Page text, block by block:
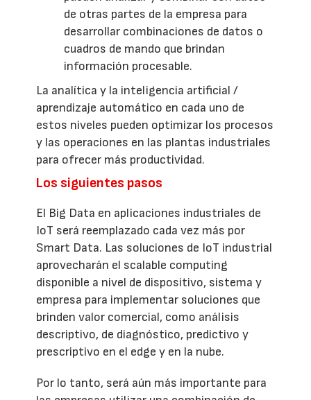
de otras partes de la empresa para
desarrollar combinaciones de datos o
cuadros de mando que brindan
información procesable.
La analítica y la inteligencia artificial /
aprendizaje automático en cada uno de
estos niveles pueden optimizar los procesos
y las operaciones en las plantas industriales
para ofrecer más productividad.
Los siguientes pasos
El Big Data en aplicaciones industriales de
IoT será reemplazado cada vez más por
Smart Data. Las soluciones de IoT industrial
aprovecharán el scalable computing
disponible a nivel de dispositivo, sistema y
empresa para implementar soluciones que
brinden valor comercial, como análisis
descriptivo, de diagnóstico, predictivo y
prescriptivo en el edge y en la nube.
Por lo tanto, será aún más importante para